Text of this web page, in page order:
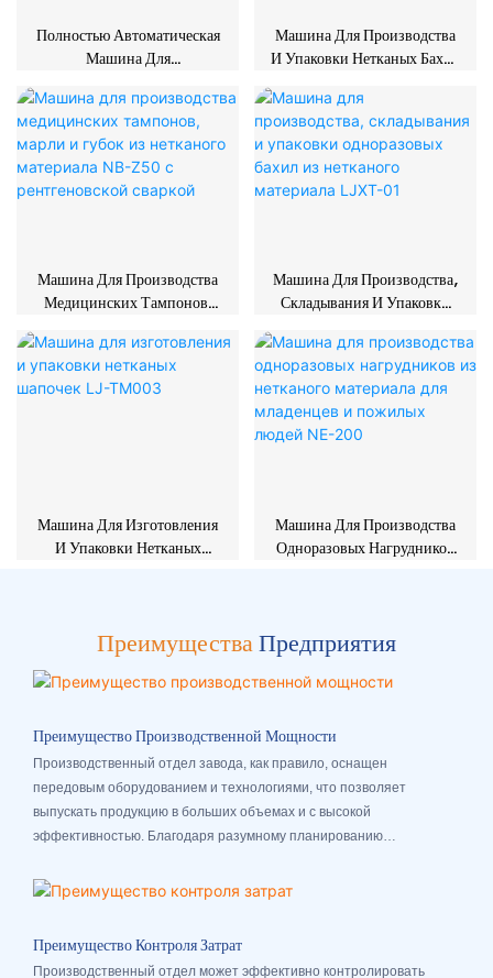
Полностью Автоматическая
Машина Для
Стоматологических
Нагрудников Бумагой И
Пластиковой Пленкой NE-
800B
Машина Для Производства
И Упаковки Нетканых Бахил
Машина Для Производства
Медицинских Тампонов,
Нетканого Материала NB-
Z50 С Рентгеновской
Сваркой
Машина Для Производства,
Складывания И Упаковки
Нетканого Материала
LJXT-01
Машина Для Изготовления
И Упаковки Нетканых
Машина Для Производства
Одноразовых Нагрудников
ПреимуществаПредприятия
Преимущество Производственной Мощности
Производственный отдел завода, как правило, оснащен
передовым оборудованием и технологиями, что позволяет
выпускать продукцию в больших объемах и с высокой
эффективностью. Благодаря разумному планированию
может быстро реагировать на рыночный спрос и выполнять заказы
Преимущество Контроля Затрат
Производственный отдел может эффективно контролировать